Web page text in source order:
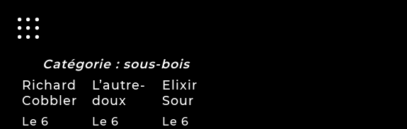
Catégorie : sous-bois
Richard
Cobbler
Le 6
L’autre-
doux
Le 6
Elixir
Sour
Le 6